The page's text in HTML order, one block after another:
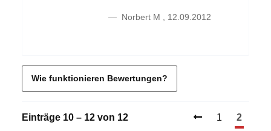
Norbert M , 12.09.2012
Wie funktionieren Bewertungen?
Einträge 10 – 12 von 12 1 2